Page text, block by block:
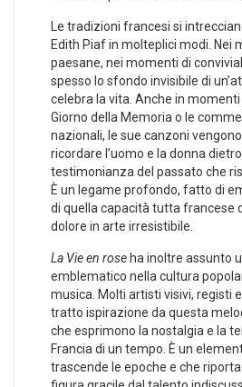
Le ‌tradizioni ⁤francesi si
Edith Piaf in molteplici modi. Nei
paesane,‌ nei momenti di
spesso lo ⁤sfondo invisibile di
celebra la vita. Anche in ‌momenti
⁢Giorno della Memoria o le
nazionali, le sue ​canzoni
ricordare ⁢l’uomo e la‌ donna
testimonianza del ⁣passato che
È un legame ⁤profondo, fatto‌ di
di quella capacità tutta​ francese
dolore in arte irresistibile.
La Vie en rose ha inoltre assunto
emblematico nella cultura
musica. Molti artisti visivi, ​registi
‍tratto ispirazione da ‌questa
che esprimono la nostalgia e la
Francia di un tempo. È un
trascende le epoche e che